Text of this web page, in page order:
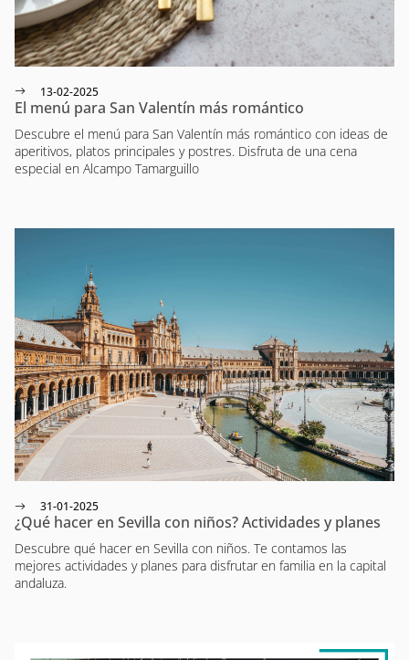
13-02-2025
El menú para San Valentín más romántico
Descubre el menú para San Valentín más romántico con ideas de
aperitivos, platos principales y postres. Disfruta de una cena
especial en Alcampo Tamarguillo
31-01-2025
¿Qué hacer en Sevilla con niños? Actividades y planes
Descubre qué hacer en Sevilla con niños. Te contamos las
mejores actividades y planes para disfrutar en familia en la capital
andaluza.